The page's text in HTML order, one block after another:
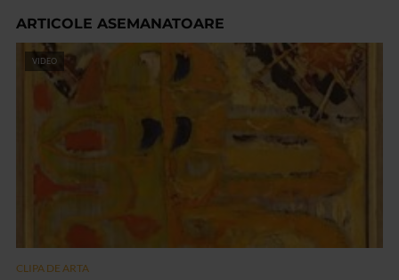
ARTICOLE ASEMANATOARE
VIDEO
CLIPA DE ARTA